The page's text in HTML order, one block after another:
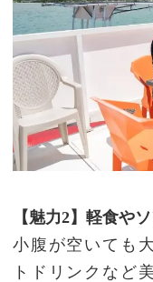
【魅力2】軽食や
小腹が空いても
トドリンクなど